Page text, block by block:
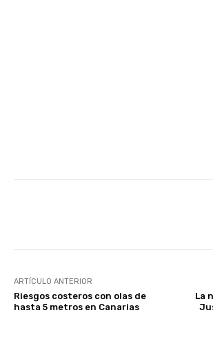
ARTÍCULO ANTERIOR
Riesgos costeros con olas de
hasta 5 metros en Canarias
La